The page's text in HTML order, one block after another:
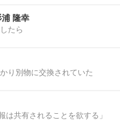
隆幸
たら
り別物に交換されていた
共有されることを欲する」